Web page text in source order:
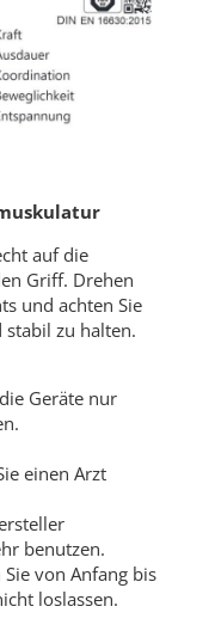
auf die
Griff. Drehen
und achten Sie
stabil zu halten.
Geräte nur
einen Arzt
benutzen.
von Anfang bis
loslassen.